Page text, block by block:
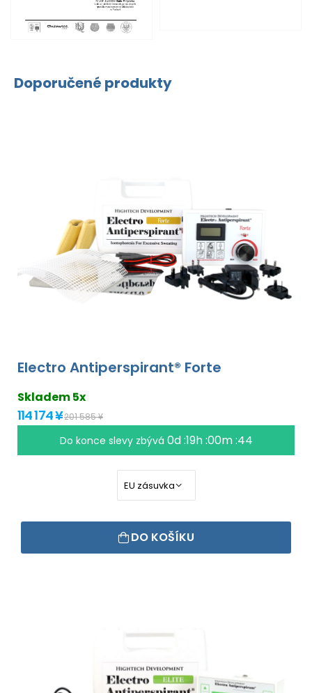
Doporučené produkty
Electro Antiperspirant® Forte
Skladem 5x
114 174 ¥201 585 ¥
Do konce slevy zbývá0d :19h :00m :43
DO KOŠÍKU